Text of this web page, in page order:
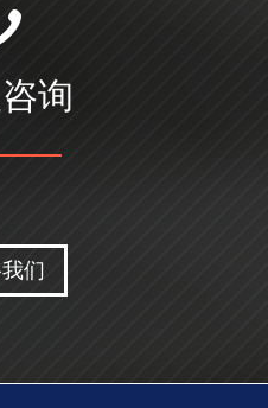
询
们